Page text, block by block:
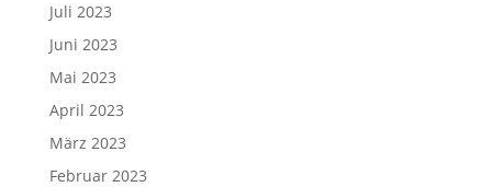
Juli 2023
Juni 2023
Mai 2023
April 2023
März 2023
Februar 2023